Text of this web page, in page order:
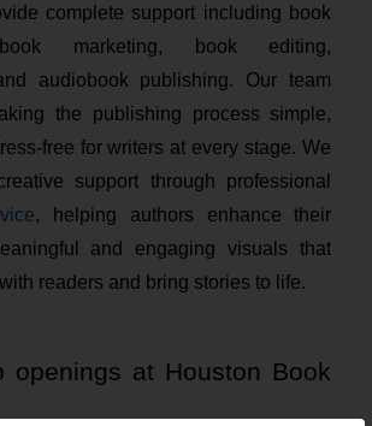
complete support including book
marketing, book editing,
audiobook publishing. Our team
the publishing process simple,
free for writers at every stage. We
support through professional
, helping authors enhance their
and engaging visuals that
readers and bring stories to life.
openings at Houston Book